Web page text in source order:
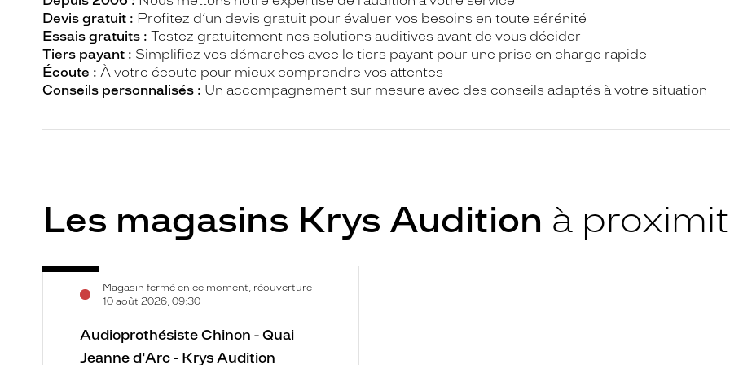
Devis gratuit : Profitez d’un devis gratuit pour évaluer vos besoins en toute sérénité
Essais gratuits : Testez gratuitement nos solutions auditives avant de vous décider
Tiers payant : Simplifiez vos démarches avec le tiers payant pour une prise en charge rapide
Écoute : À votre écoute pour mieux comprendre vos attentes
Conseils personnalisés : Un accompagnement sur mesure avec des conseils adaptés à votre situation
Les magasins Krys Audition à
Audioprothésiste
Chinon
Jeanne
Magasin fermé en ce moment, réouverture
10 août 2026, 09:30
Voir
Audioprothésiste Chinon - Quai
Jeanne d'Arc - Krys Audition